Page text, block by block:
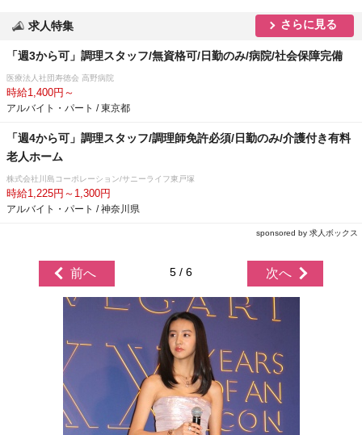
求人特集 さらに見る
「週3から可」調理スタッフ/無資格可/日勤のみ/病院/社会保障完備
医療法人社団寿徳会 高野病院
時給1,400円～
アルバイト・パート / 東京都
「週4から可」調理スタッフ/調理師免許必須/日勤のみ/介護付き有料
老人ホーム
株式会社川島コーポレーション/サニーライフ東戸塚
時給1,225円～1,300円
アルバイト・パート / 神奈川県
sponsored by 求人ボックス
前へ 5 / 6 次へ